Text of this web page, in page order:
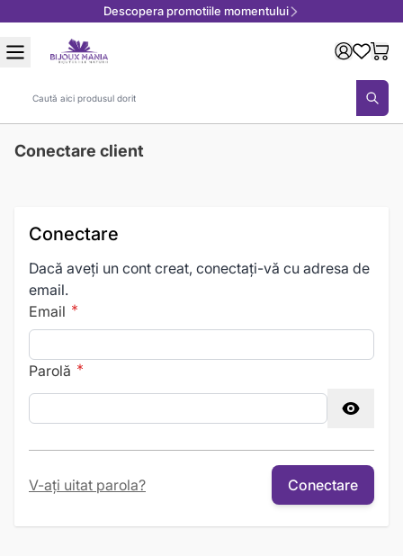
Descopera promotiile momentului
Căutare
Conectare client
Conectare
Dacă aveți un cont creat, conectați-vă cu adresa de
email.
Email
Parolă
Password hidden
Conectare
V-ați uitat parola?